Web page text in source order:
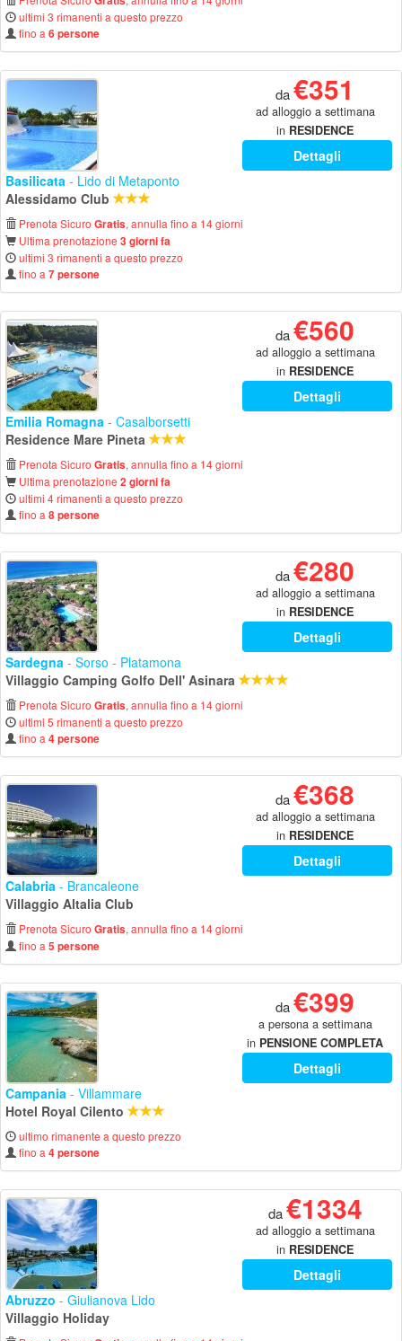
ultimi 3 rimanenti a questo prezzo
fino a 6 persone
da€351
ad alloggio a settimana
in RESIDENCE
Dettagli
Basilicata - Lido di Metaponto
Alessidamo Club
Prenota Sicuro Gratis, annulla fino a 14 giorni
Ultima prenotazione 3 giorni fa
ultimi 3 rimanenti a questo prezzo
fino a 7 persone
da€560
ad alloggio a settimana
in RESIDENCE
Dettagli
Emilia Romagna - Casalborsetti
Residence Mare Pineta
Prenota Sicuro Gratis, annulla fino a 14 giorni
Ultima prenotazione 2 giorni fa
ultimi 4 rimanenti a questo prezzo
fino a 8 persone
da€280
ad alloggio a settimana
in RESIDENCE
Dettagli
Sardegna - Sorso - Platamona
Villaggio Camping Golfo Dell' Asinara
Prenota Sicuro Gratis, annulla fino a 14 giorni
ultimi 5 rimanenti a questo prezzo
fino a 4 persone
da€368
ad alloggio a settimana
in RESIDENCE
Dettagli
Calabria - Brancaleone
Villaggio Altalia Club
Prenota Sicuro Gratis, annulla fino a 14 giorni
fino a 5 persone
da€399
a persona a settimana
in PENSIONE COMPLETA
Dettagli
Campania - Villammare
Hotel Royal Cilento
ultimo rimanente a questo prezzo
fino a 4 persone
da€1334
ad alloggio a settimana
in RESIDENCE
Dettagli
Abruzzo - Giulianova Lido
Villaggio Holiday